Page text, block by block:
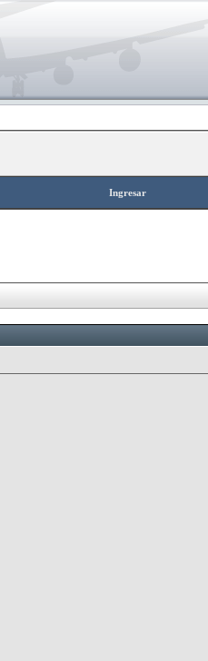
Ingresar